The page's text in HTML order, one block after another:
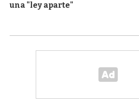
una "ley aparte"